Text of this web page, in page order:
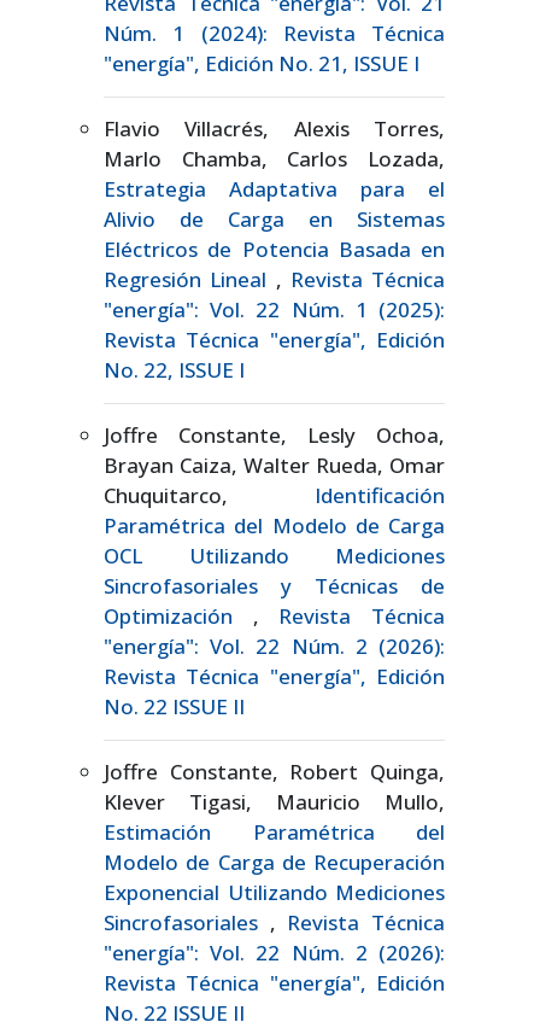
Núm. 1 (2024): Revista Técnica
"energía", Edición No. 21, ISSUE I
Flavio Villacrés, Alexis Torres,
Marlo Chamba, Carlos Lozada,
Estrategia Adaptativa para el
Alivio de Carga en Sistemas
Eléctricos de Potencia Basada en
Regresión Lineal , Revista Técnica
"energía": Vol. 22 Núm. 1 (2025):
Revista Técnica "energía", Edición
No. 22, ISSUE I
Joffre Constante, Lesly Ochoa,
Brayan Caiza, Walter Rueda, Omar
Chuquitarco, Identificación
Paramétrica del Modelo de Carga
OCL Utilizando Mediciones
Sincrofasoriales y Técnicas de
Optimización , Revista Técnica
"energía": Vol. 22 Núm. 2 (2026):
Revista Técnica "energía", Edición
No. 22 ISSUE II
Joffre Constante, Robert Quinga,
Klever Tigasi, Mauricio Mullo,
Estimación Paramétrica del
Modelo de Carga de Recuperación
Exponencial Utilizando Mediciones
Sincrofasoriales , Revista Técnica
"energía": Vol. 22 Núm. 2 (2026):
Revista Técnica "energía", Edición
No. 22 ISSUE II